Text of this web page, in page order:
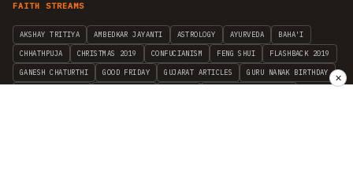
FAITH STREAMS
AKSHAY TRITIYA AMBEDKAR JAYANTI ASTROLOGY AYURVEDA BAHA'I
CHHATHPUJA CHRISTMAS 2019 CONFUCIANISM FENG SHUI FLASHBACK 2019
GANESH CHATURTHI GOOD FRIDAY GUJARAT ARTICLES GURU NANAK BIRTHDAY ✕